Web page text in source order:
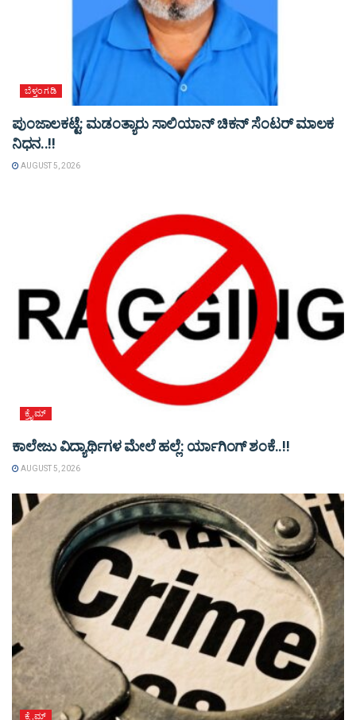
ಬೆಳ್ತಂಗಡಿ
ಪುಂಜಾಲಕಟ್ಟೆ: ಮಡಂತ್ಯಾರು ಸಾಲಿಯಾನ್ ಚಿಕನ್ ಸೆಂಟರ್ ಮಾಲಕ
ನಿಧನ..!!
AUGUST 5, 2026
ಕ್ರೈಮ್
ಕಾಲೇಜು ವಿದ್ಯಾರ್ಥಿಗಳ ಮೇಲೆ ಹಲ್ಲೆ: ರ್ಯಾಗಿಂಗ್ ಶಂಕೆ..!!
AUGUST 5, 2026
ಕ್ರೈಮ್